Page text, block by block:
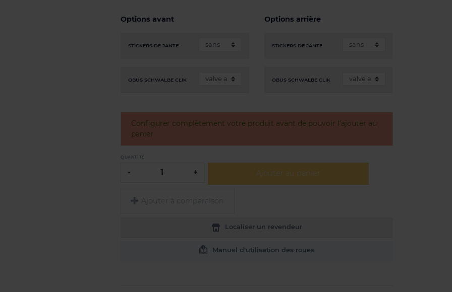
Options avant
STICKERS DE JANTE
OBUS SCHWALBE CLIK
Options arrière
STICKERS DE JANTE
OBUS SCHWALBE CLIK
Configurer complètement votre produit avant de pouvoir l'ajouter au
panier
QUANTITÉ
- + Ajouter au panier
Ajouter à comparaison
Localiser un revendeur
Manuel d'utilisation des roues